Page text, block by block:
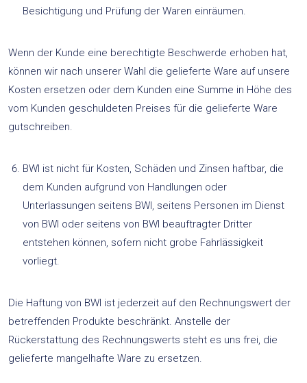
Besichtigung und Prüfung der Waren einräumen.
Wenn der Kunde eine berechtigte Beschwerde erhoben hat,
können wir nach unserer Wahl die gelieferte Ware auf unsere
Kosten ersetzen oder dem Kunden eine Summe in Höhe des
vom Kunden geschuldeten Preises für die gelieferte Ware
gutschreiben.
BWI ist nicht für Kosten, Schäden und Zinsen haftbar, die
dem Kunden aufgrund von Handlungen oder
Unterlassungen seitens BWI, seitens Personen im Dienst
von BWI oder seitens von BWI beauftragter Dritter
entstehen können, sofern nicht grobe Fahrlässigkeit
vorliegt.
Die Haftung von BWI ist jederzeit auf den Rechnungswert der
betreffenden Produkte beschränkt. Anstelle der
Rückerstattung des Rechnungswerts steht es uns frei, die
gelieferte mangelhafte Ware zu ersetzen.